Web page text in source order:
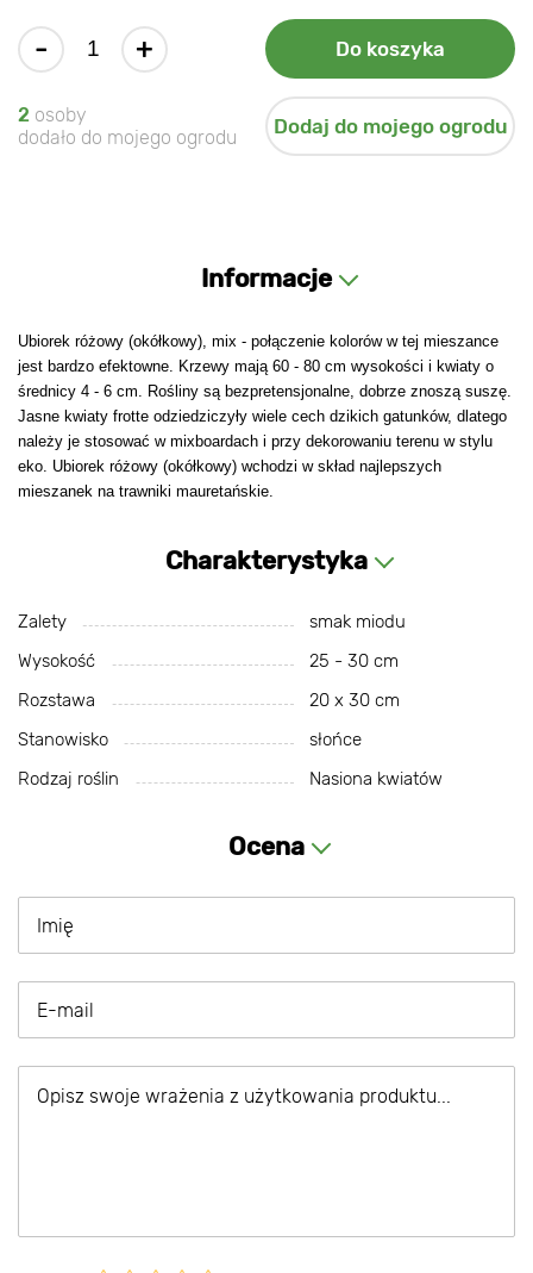
- + Do koszyka
2 osoby
dodało do mojego ogrodu
Dodaj do mojego ogrodu
Informacje
Ubiorek różowy (okółkowy), mix - połączenie kolorów w tej mieszance
jest bardzo efektowne. Krzewy mają 60 - 80 cm wysokości i kwiaty o
średnicy 4 - 6 cm. Rośliny są bezpretensjonalne, dobrze znoszą suszę.
Jasne kwiaty frotte odziedziczyły wiele cech dzikich gatunków, dlatego
należy je stosować w mixboardach i przy dekorowaniu terenu w stylu
eko. Ubiorek różowy (okółkowy) wchodzi w skład najlepszych
mieszanek na trawniki mauretańskie.
Charakterystyka
Zalety
smak miodu
Wysokość
25 - 30 cm
Rozstawa
20 х 30 cm
Stanowisko
słońce
Rodzaj roślin
Nasiona kwiatów
Ocena